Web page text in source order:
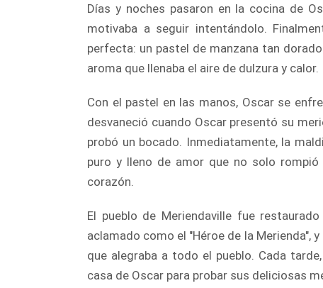
Días y noches pasaron en la cocina de
motivaba a seguir intentándolo.
perfecta: un pastel de manzana tan
aroma que llenaba el aire de dulzura y calor.
Con el pastel en las manos, Oscar se
desvaneció cuando Oscar presentó su
probó un bocado. Inmediatamente, la
puro y lleno de amor que no solo
corazón.
El pueblo de Meriendaville fue
aclamado como el "Héroe de la Merienda",
que alegraba a todo el pueblo. Cada
casa de Oscar para probar sus deliciosas